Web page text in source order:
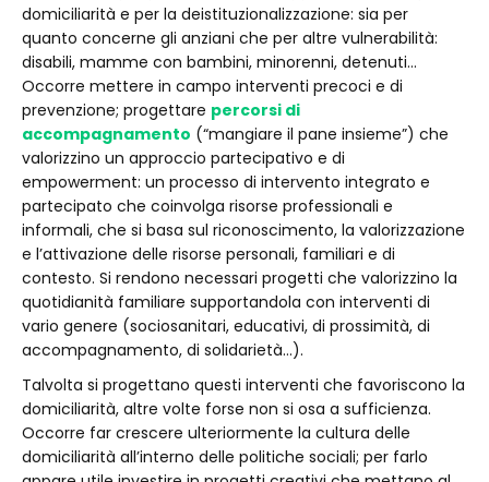
domiciliarità e per la deistituzionalizzazione: sia per
quanto concerne gli anziani che per altre vulnerabilità:
disabili, mamme con bambini, minorenni, detenuti…
Occorre mettere in campo interventi precoci e di
prevenzione; progettare percorsi di
accompagnamento (“mangiare il pane insieme”) che
valorizzino un approccio partecipativo e di
empowerment: un processo di intervento integrato e
partecipato che coinvolga risorse professionali e
informali, che si basa sul riconoscimento, la valorizzazione
e l’attivazione delle risorse personali, familiari e di
contesto. Si rendono necessari progetti che valorizzino la
quotidianità familiare supportandola con interventi di
vario genere (sociosanitari, educativi, di prossimità, di
accompagnamento, di solidarietà…).
Talvolta si progettano questi interventi che favoriscono la
domiciliarità, altre volte forse non si osa a sufficienza.
Occorre far crescere ulteriormente la cultura delle
domiciliarità all’interno delle politiche sociali; per farlo